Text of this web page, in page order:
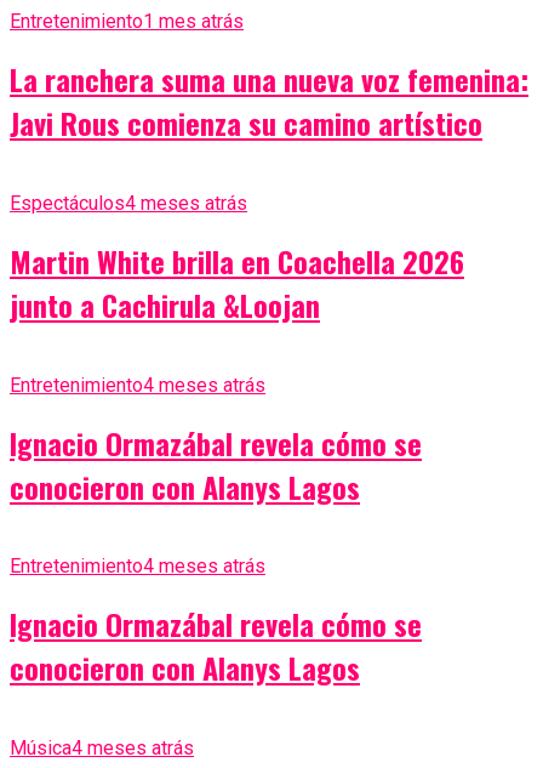
Entretenimiento1 mes atrás
La ranchera suma una nueva voz femenina:
Javi Rous comienza su camino artístico
Espectáculos4 meses atrás
Martin White brilla en Coachella 2026
junto a Cachirula &Loojan
Entretenimiento4 meses atrás
Ignacio Ormazábal revela cómo se
conocieron con Alanys Lagos
Entretenimiento4 meses atrás
Ignacio Ormazábal revela cómo se
conocieron con Alanys Lagos
Música4 meses atrás